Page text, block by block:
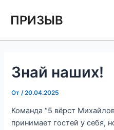
ПРИЗЫВ
Знай наших!
От /20.04.2025
Команда “5 вёрст
принимает гостей у себя,
по